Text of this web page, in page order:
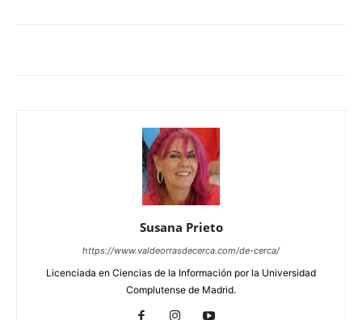
Susana Prieto
https://www.valdeorrasdecerca.com/de-cerca/
Licenciada en Ciencias de la Información por la Universidad
Complutense de Madrid.